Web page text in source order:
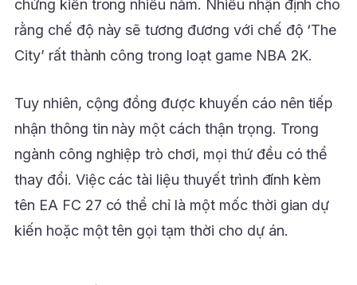
chứng kiến trong nhiều năm. Nhiều nhận định cho
rằng chế độ này sẽ tương đương với chế độ ‘The
City’ rất thành công trong loạt game NBA 2K.
Tuy nhiên, cộng đồng được khuyến cáo nên tiếp
nhận thông tin này một cách thận trọng. Trong
ngành công nghiệp trò chơi, mọi thứ đều có thể
thay đổi. Việc các tài liệu thuyết trình đính kèm
tên EA FC 27 có thể chỉ là một mốc thời gian dự
kiến hoặc một tên gọi tạm thời cho dự án.